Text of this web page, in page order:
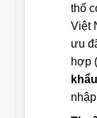
thổ
Việt
ưu
hợp